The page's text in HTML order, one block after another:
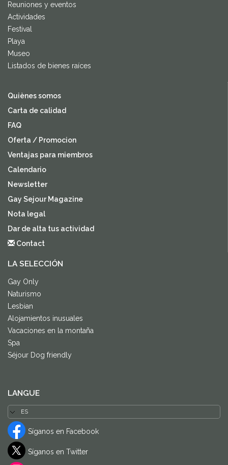
Reuniones y eventos
Actividades
Festival
Playa
Museo
Listados de bienes raíces
Quiènes somos
Carta de calidad
FAQ
Oferta / Promocion
Ventajas para miembros
Calendario
Newsletter
Gay Sejour Magazine
Nota legal
Dar de alta tus actividad
Contact
LA SELECCIÓN
Gay Only
Naturismo
Lesbian
Alojamientos inusuales
Vacaciones en la montaña
Spa
Séjour Dog friendly
LANGUE
Síganos en Facebook
Síganos en Twitter